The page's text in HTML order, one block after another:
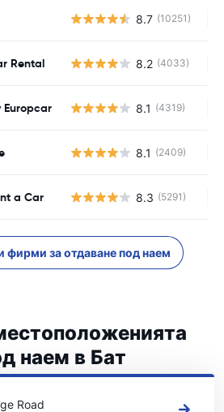
8.7 (10251)
Rental 8.2 (4033)
Europcar 8.1 (4319)
8.1 (2409)
a Car 8.3 (5291)
фирми за отдаване под наем
наем в Бат
места за коли под наем в Бат
Road